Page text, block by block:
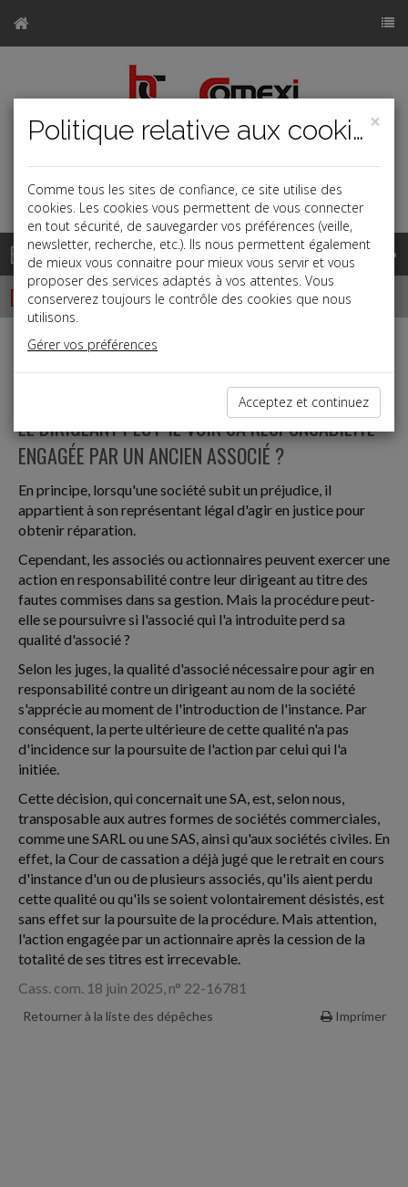
j
a
Base documentaire
Dépêches
j
Vie des affaires
LE DIRIGEANT PEUT-IL VOIR SA RESPONSABILITÉ
ENGAGÉE PAR UN ANCIEN ASSOCIÉ ?
En principe, lorsqu'une société subit un préjudice, il
appartient à son représentant légal d'agir en justice pour
obtenir réparation.
Cependant, les associés ou actionnaires peuvent exercer une
action en responsabilité contre leur dirigeant au titre des
fautes commises dans sa gestion. Mais la procédure peut-
elle se poursuivre si l'associé qui l'a introduite perd sa
qualité d'associé ?
Selon les juges, la qualité d'associé nécessaire pour agir en
responsabilité contre un dirigeant au nom de la société
s'apprécie au moment de l'introduction de l'instance. Par
conséquent, la perte ultérieure de cette qualité n'a pas
d'incidence sur la poursuite de l'action par celui qui l'a
initiée.
Cette décision, qui concernait une SA, est, selon nous,
transposable aux autres formes de sociétés commerciales,
comme une SARL ou une SAS, ainsi qu'aux sociétés civiles. En
effet, la Cour de cassation a déjà jugé que le retrait en cours
d'instance d'un ou de plusieurs associés, qu'ils aient perdu
cette qualité ou qu'ils se soient volontairement désistés, est
sans effet sur la poursuite de la procédure. Mais attention,
l'action engagée par un actionnaire après la cession de la
totalité de ses titres est irrecevable.
Cass. com. 18 juin 2025, n° 22-16781
Retourner à la liste des dépêches Imprimer
×
Politique relative aux cookies
Comme tous les sites de confiance, ce site utilise des
cookies. Les cookies vous permettent de vous connecter
en tout sécurité, de sauvegarder vos préférences (veille,
newsletter, recherche, etc.). Ils nous permettent également
de mieux vous connaitre pour mieux vous servir et vous
proposer des services adaptés à vos attentes. Vous
conserverez toujours le contrôle des cookies que nous
utilisons.
Gérer vos préférences
Acceptez et continuez